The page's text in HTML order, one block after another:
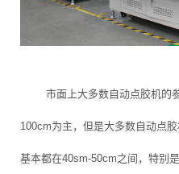
市面上大多数自动点胶机的参
100cm为主，但是大多数自动点
基本都在40sm-50cm之间，特别